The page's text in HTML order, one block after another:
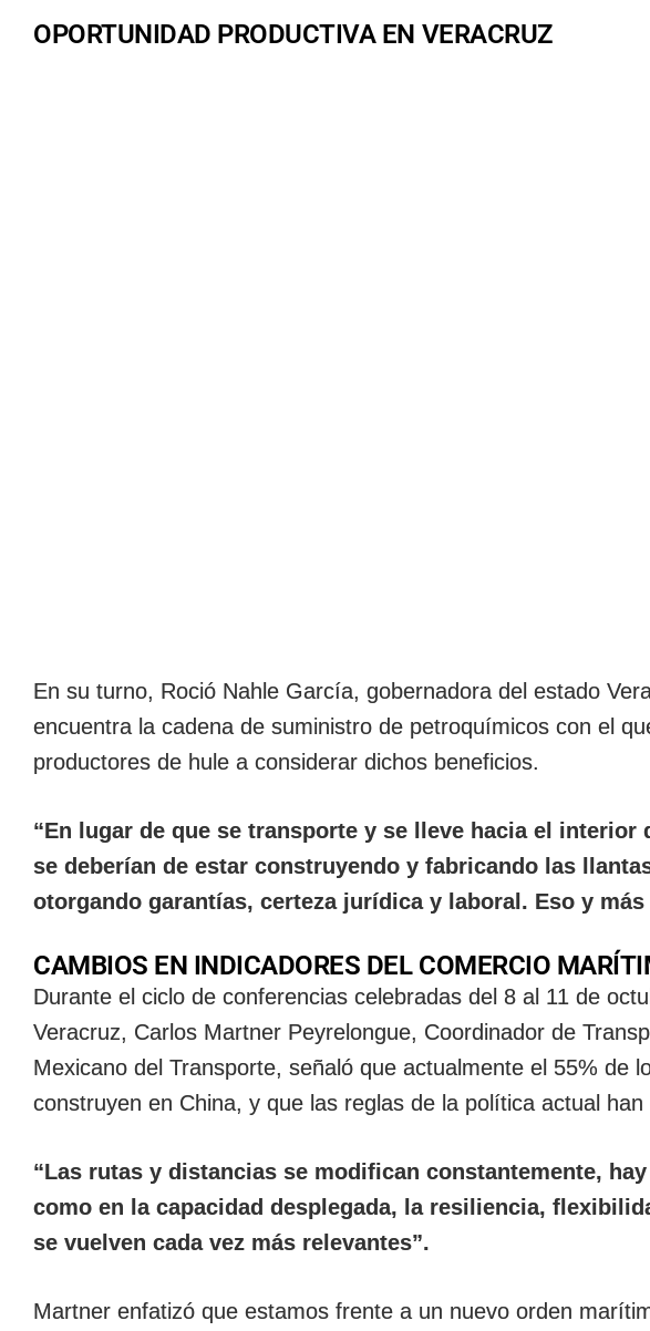
OPORTUNIDAD PRODUCTIVA EN VERACRUZ
En su turno, Roció Nahle García, gobernadora del estado
encuentra la cadena de suministro de petroquímicos con el
productores de hule a considerar dichos beneficios.
“En lugar de que se transporte y se lleve hacia el
se deberían de estar construyendo y fabricando las
otorgando garantías, certeza jurídica y laboral. Eso y más
CAMBIOS EN INDICADORES DEL COMERCIO
Durante el ciclo de conferencias celebradas del 8 al 11 de
Veracruz, Carlos Martner Peyrelongue, Coordinador de
Mexicano del Transporte, señaló que actualmente el 55% de
construyen en China, y que las reglas de la política actual
“Las rutas y distancias se modifican constantemente,
como en la capacidad desplegada, la resiliencia,
se vuelven cada vez más relevantes”.
Martner enfatizó que estamos frente a un nuevo orden